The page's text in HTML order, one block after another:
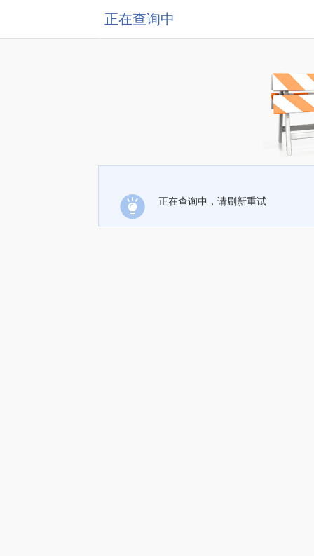
正在查询中
正在查询中，请刷新重试